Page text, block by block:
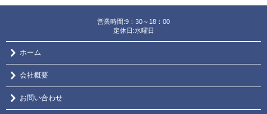
営業時間:9：30～18：00
定休日:水曜日
ホーム
会社概要
お問い合わせ